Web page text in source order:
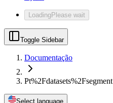
LoadingPlease wait
Toggle Sidebar
Documentação
Pt%2Fdatasets%2Fsegment
Select language